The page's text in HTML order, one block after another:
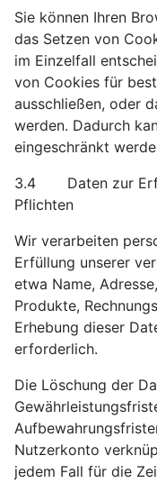
Sie können Ihren
das Setzen von
im Einzelfall
von Cookies für
ausschließen, oder
werden. Dadurch
eingeschränkt
3.4 Daten zur
Pflichten
Wir verarbeiten
Erfüllung unserer
etwa Name,
Produkte,
Erhebung dieser
erforderlich.
Die Löschung der
Nutzerkonto
jedem Fall für die